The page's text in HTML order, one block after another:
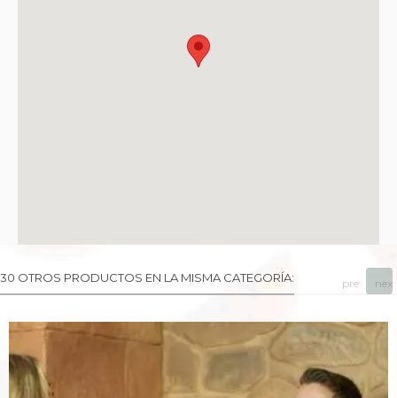
30 OTROS PRODUCTOS EN LA MISMA CATEGORÍA: prev next